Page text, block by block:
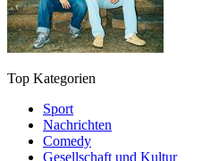
Top Kategorien
Sport
Nachrichten
Comedy
Gesellschaft und Kultur